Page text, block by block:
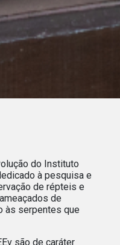
do Instituto
à pesquisa e
de répteis e
de
às serpentes que
são de caráter